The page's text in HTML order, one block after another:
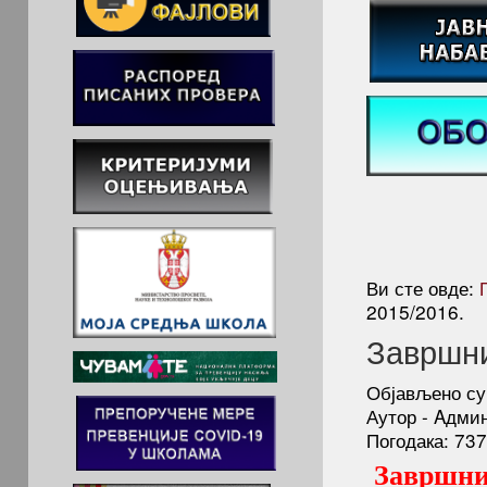
Ви сте овде:
2015/2016.
Објављено
Аутор -
Погодака: